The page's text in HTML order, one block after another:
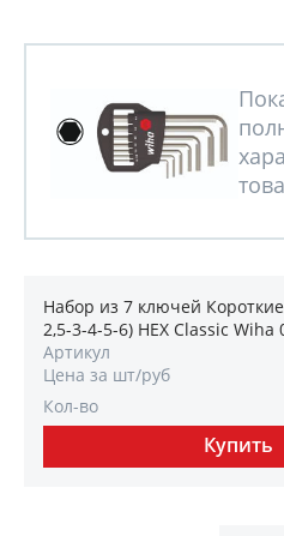
Набор из 7 ключей
2,5-3-4-5-6) HEX Classic Wiha
Артикул
Цена за шт/руб
Кол-во